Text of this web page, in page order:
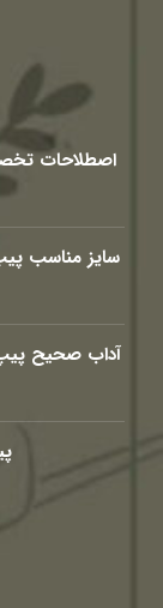
اصطلاحات
سایز مناسب
آداب صحیح